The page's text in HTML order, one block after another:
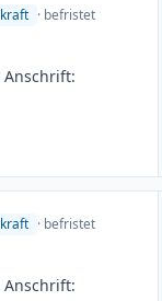
· befristet
Anschrift:
· befristet
Anschrift: